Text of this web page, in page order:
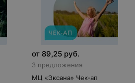
от 89,25 руб.
3 предложения
МЦ «Эксана» Чек-ап